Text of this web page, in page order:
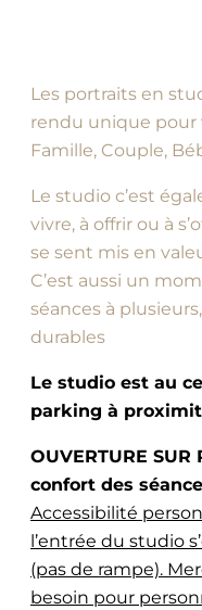
Les portraits en
rendu unique pour
Famille, Couple,
Le studio c’est
vivre, à offrir ou à
se sent mis en
C’est aussi un
séances à
durables
Le studio est au
parking à
OUVERTURE
confort des
Accessibilité
l’entrée du studio
(pas de rampe).
besoin pour